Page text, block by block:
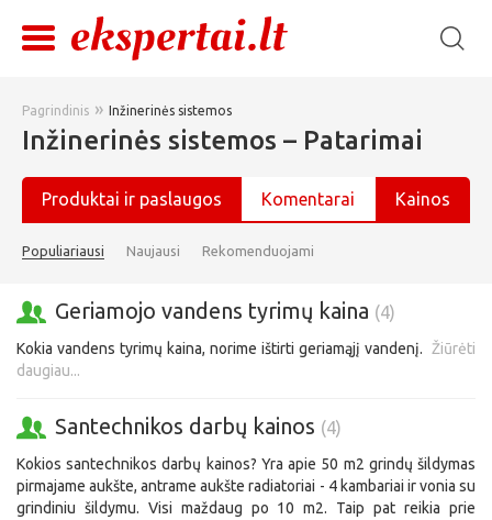
Pagrindinis » Inžinerinės sistemos
Inžinerinės sistemos – Patarimai
Produktai ir paslaugos Komentarai Kainos
Populiariausi Naujausi Rekomenduojami
Geriamojo vandens tyrimų kaina (4)
Kokia vandens tyrimų kaina, norime ištirti geriamąjį vandenį. Žiūrėti
daugiau...
Santechnikos darbų kainos (4)
Kokios santechnikos darbų kainos? Yra apie 50 m2 grindų šildymas
pirmajame aukšte, antrame aukšte radiatoriai - 4 kambariai ir vonia su
grindiniu šildymu. Visi maždaug po 10 m2. Taip pat reikia prie